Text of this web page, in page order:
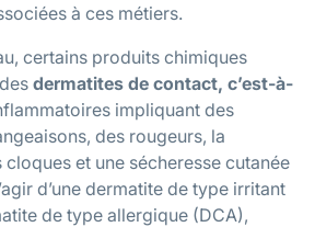
à ces métiers.
certains produits chimiques
dermatites de contact, c’est-à-
impliquant des
des rougeurs, la
et une sécheresse cutanée
d’une dermatite de type irritant
de type allergique (DCA),